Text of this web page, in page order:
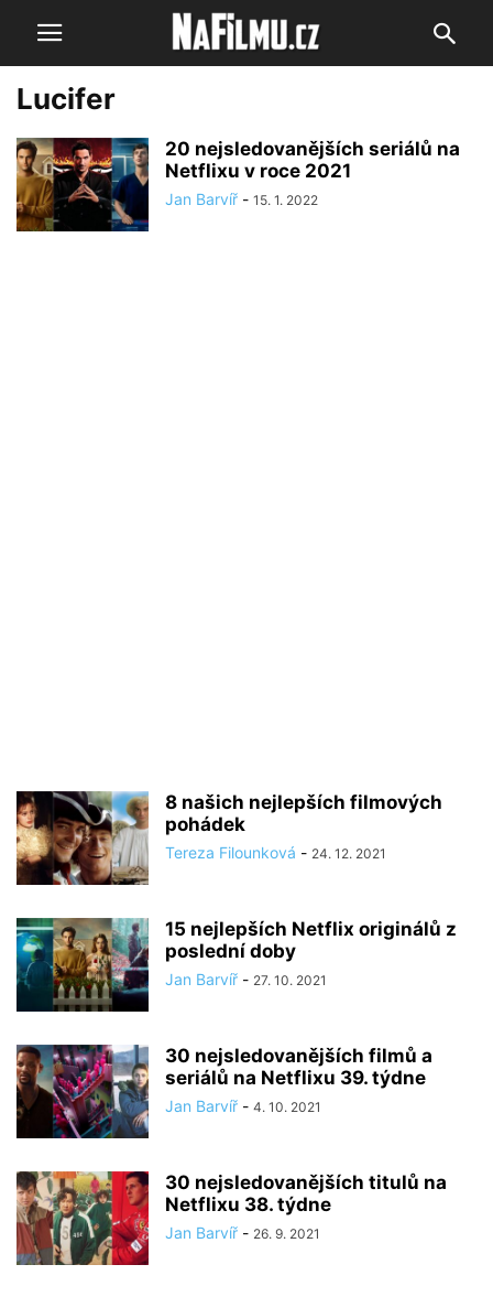
Lucifer
20 nejsledovanějších seriálů na
Netflixu v roce 2021
Jan Barvíř - 15. 1. 2022
8 našich nejlepších filmových
pohádek
Tereza Filounková - 24. 12. 2021
15 nejlepších Netflix originálů z
poslední doby
Jan Barvíř - 27. 10. 2021
30 nejsledovanějších filmů a
seriálů na Netflixu 39. týdne
Jan Barvíř - 4. 10. 2021
30 nejsledovanějších titulů na
Netflixu 38. týdne
Jan Barvíř - 26. 9. 2021